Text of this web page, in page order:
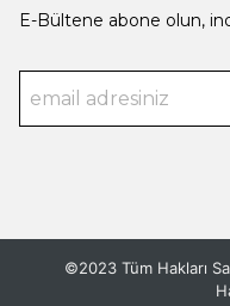
E-Bültene abone olun,
©2023 Tüm Hakları